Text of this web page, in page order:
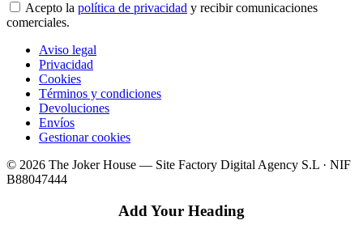
Acepto la política de privacidad y recibir comunicaciones
comerciales.
Aviso legal
Privacidad
Cookies
Términos y condiciones
Devoluciones
Envíos
Gestionar cookies
© 2026 The Joker House — Site Factory Digital Agency S.L · NIF
B88047444
Add Your Heading